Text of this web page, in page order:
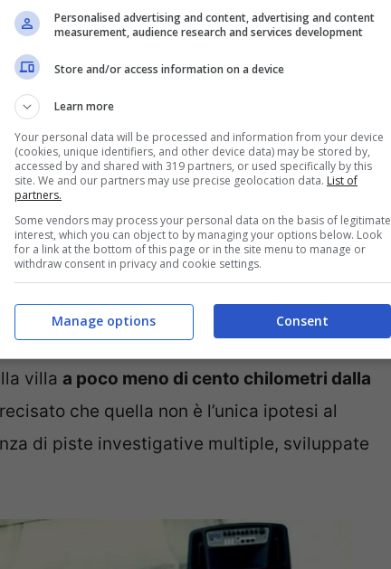
anche lui allora giovane collaboratore del
seguì le trattative?
zio di Emanuela, defunto anni fa.
Procura della Repubblica di Roma, che
Ciò che è emerso in queste ore è che
dal pm Stefano Luciani, si sarebbero
di Meneguzzi, per una perquisizione.
Nucleo Investigativo del comando
villa a poco meno di cento chilometri dalla
che quella non è l’unica ipotesi al
di piste investigative multiple, sviluppate
Personalised advertising and content, advertising and content
measurement, audience research and services development
Store and/or access information on a device
Learn more
Your personal data will be processed and information from your device
(cookies, unique identifiers, and other device data) may be stored by,
accessed by and shared with 319 partners, or used specifically by this
site. We and our partners may use precise geolocation data. List of
partners.
Some vendors may process your personal data on the basis of legitimate
interest, which you can object to by managing your options below. Look
for a link at the bottom of this page or in the site menu to manage or
withdraw consent in privacy and cookie settings.
Consent
Manage options